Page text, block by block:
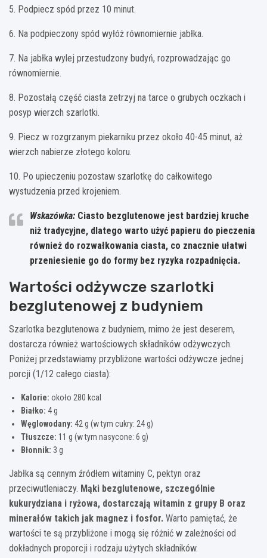
5. Podpiecz spód przez 10 minut.
6. Na podpieczony spód wyłóż równomiernie jabłka.
7. Na jabłka wylej przestudzony budyń, rozprowadzając go
równomiernie.
8. Pozostałą część ciasta zetrzyj na tarce o grubych oczkach i
posyp wierzch szarlotki.
9. Piecz w rozgrzanym piekarniku przez około 40-45 minut, aż
wierzch nabierze złotego koloru.
10. Po upieczeniu pozostaw szarlotkę do całkowitego
wystudzenia przed krojeniem.
Wskazówka: Ciasto bezglutenowe jest bardziej kruche
niż tradycyjne, dlatego warto użyć papieru do pieczenia
również do rozwałkowania ciasta, co znacznie ułatwi
przeniesienie go do formy bez ryzyka rozpadnięcia.
Wartości odżywcze szarlotki
bezglutenowej z budyniem
Szarlotka bezglutenowa z budyniem, mimo że jest deserem,
dostarcza również wartościowych składników odżywczych.
Poniżej przedstawiamy przybliżone wartości odżywcze jednej
porcji (1/12 całego ciasta):
Kalorie: około 280 kcal
Białko: 4 g
Węglowodany: 42 g (w tym cukry: 24 g)
Tłuszcze: 11 g (w tym nasycone: 6 g)
Błonnik: 3 g
Jabłka są cennym źródłem witaminy C, pektyn oraz
przeciwutleniaczy. Mąki bezglutenowe, szczególnie
kukurydziana i ryżowa, dostarczają witamin z grupy B oraz
minerałów takich jak magnez i fosfor. Warto pamiętać, że
wartości te są przybliżone i mogą się różnić w zależności od
dokładnych proporcji i rodzaju użytych składników.